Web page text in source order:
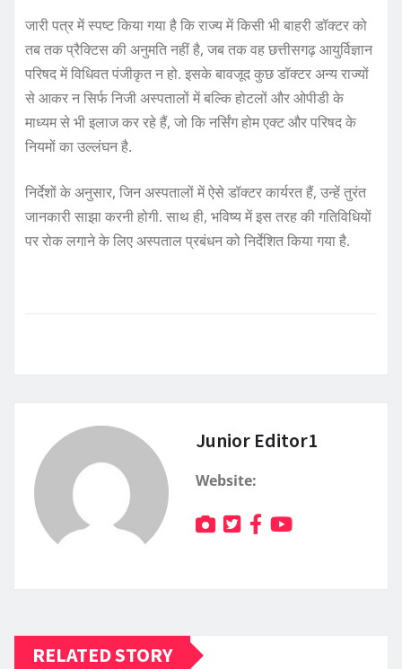
जारी पत्र में स्पष्ट किया गया है कि राज्य में किसी भी बाहरी डॉक्टर को
तब तक प्रैक्टिस की अनुमति नहीं है, जब तक वह छत्तीसगढ़ आयुर्विज्ञान
परिषद में विधिवत पंजीकृत न हो. इसके बावजूद कुछ डॉक्टर अन्य राज्यों
से आकर न सिर्फ निजी अस्पतालों में बल्कि होटलों और ओपीडी के
माध्यम से भी इलाज कर रहे हैं, जो कि नर्सिंग होम एक्ट और परिषद के
नियमों का उल्लंघन है.
निर्देशों के अनुसार, जिन अस्पतालों में ऐसे डॉक्टर कार्यरत हैं, उन्हें तुरंत
जानकारी साझा करनी होगी. साथ ही, भविष्य में इस तरह की गतिविधियों
पर रोक लगाने के लिए अस्पताल प्रबंधन को निर्देशित किया गया है.
Junior Editor1
Website:
RELATED STORY